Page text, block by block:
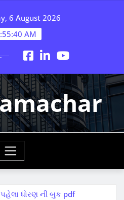
6 August 2026
AM
ધોરણ ની બુક pdf